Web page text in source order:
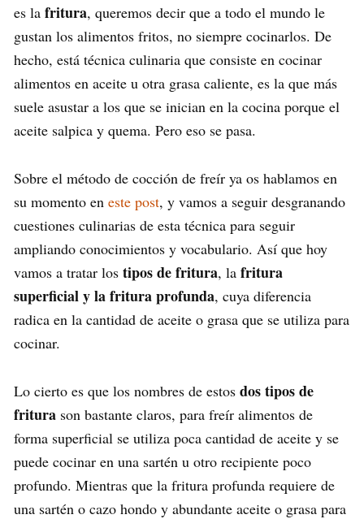
es la fritura, queremos decir que a todo el mundo le
gustan los alimentos fritos, no siempre cocinarlos. De
hecho, está técnica culinaria que consiste en cocinar
alimentos en aceite u otra grasa caliente, es la que más
suele asustar a los que se inician en la cocina porque el
aceite salpica y quema. Pero eso se pasa.
Sobre el método de cocción de freír ya os hablamos en
su momento en este post, y vamos a seguir desgranando
cuestiones culinarias de esta técnica para seguir
ampliando conocimientos y vocabulario. Así que hoy
vamos a tratar los tipos de fritura, la fritura
superficial y la fritura profunda, cuya diferencia
radica en la cantidad de aceite o grasa que se utiliza para
cocinar.
Lo cierto es que los nombres de estos dos tipos de
fritura son bastante claros, para freír alimentos de
forma superficial se utiliza poca cantidad de aceite y se
puede cocinar en una sartén u otro recipiente poco
profundo. Mientras que la fritura profunda requiere de
una sartén o cazo hondo y abundante aceite o grasa para